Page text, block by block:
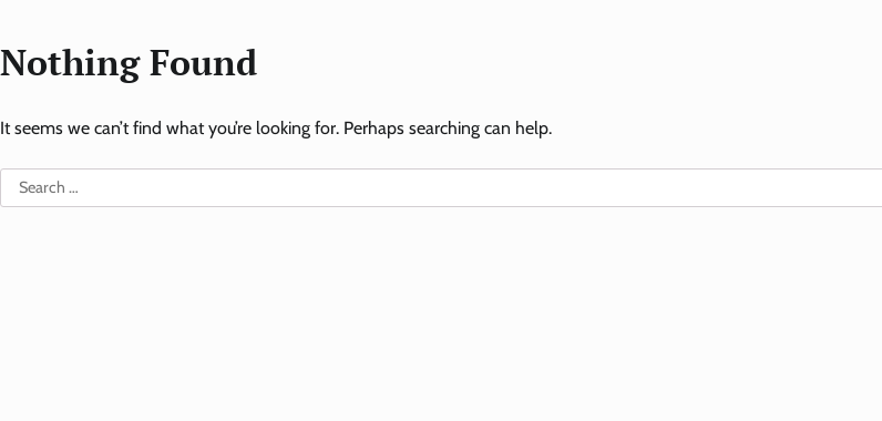
Nothing Found
It seems we can’t find what you’re looking for. Perhaps searching can help.
Search
for: